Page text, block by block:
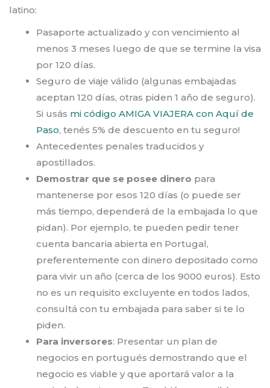
latino:
Pasaporte actualizado y con vencimiento al
menos 3 meses luego de que se termine la visa
por 120 días.
Seguro de viaje válido (algunas embajadas
aceptan 120 días, otras piden 1 año de seguro).
Si usás mi código AMIGA VIAJERA con Aquí de
Paso, tenés 5% de descuento en tu seguro!
Antecedentes penales traducidos y
apostillados.
Demostrar que se posee dinero para
mantenerse por esos 120 días (o puede ser
más tiempo, dependerá de la embajada lo que
pidan). Por ejemplo, te pueden pedir tener
cuenta bancaria abierta en Portugal,
preferentemente con dinero depositado como
para vivir un año (cerca de los 9000 euros). Esto
no es un requisito excluyente en todos lados,
consultá con tu embajada para saber si te lo
piden.
Para inversores: Presentar un plan de
negocios en portugués demostrando que el
negocio es viable y que aportará valor a la